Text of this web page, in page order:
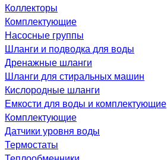
Коллекторы
Комплектующие
Насосные группы
Шланги и подводка для воды
Дренажные шланги
Шланги для стиральных машин
Кислородные шланги
Емкости для воды и комплектующие
Комплектующие
Датчики уровня воды
Термостаты